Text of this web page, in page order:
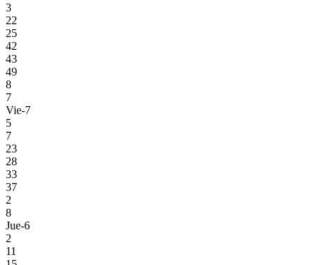
3
22
25
42
43
49
8
7
Vie-7
5
7
23
28
33
37
2
8
Jue-6
2
11